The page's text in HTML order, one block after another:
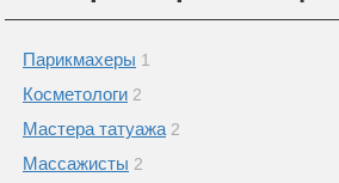
Парикмахеры 1
Косметологи 2
Мастера татуажа 2
Массажисты 2